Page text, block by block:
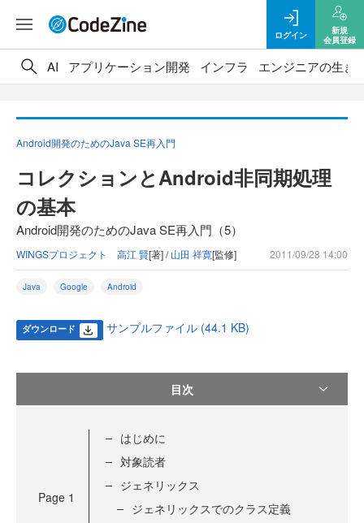
ログイン
新規
会員登録
AI アプリケーション開発 インフラ エンジニアの生き
Android開発のためのJava SE再入門
コレクションとAndroid非同期処理
の基本
Android開発のためのJava SE再入門（5）
WINGSプロジェクト 高江 賢[著] /山田 祥寛[監修] 2011/09/28 14:00
Java Google Android
ダウンロード サンプルファイル (44.1 KB)
目次
Page 1
はじめに
対象読者
ジェネリックス
ジェネリックスでのクラス定義